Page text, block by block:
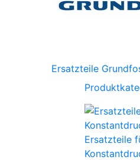
Ersatzteile
Ersatzteile